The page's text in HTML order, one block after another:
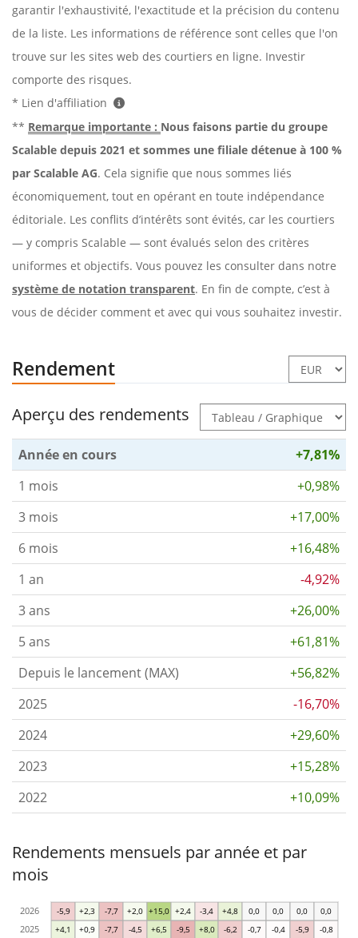
garantir l'exhaustivité, l'exactitude et la précision du contenu
de la liste. Les informations de référence sont celles que l'on
trouve sur les sites web des courtiers en ligne. Investir
comporte des risques.
* Lien d'affiliation
** Remarque importante : Nous faisons partie du groupe
Scalable depuis 2021 et sommes une filiale détenue à 100 %
par Scalable AG. Cela signifie que nous sommes liés
économiquement, tout en opérant en toute indépendance
éditoriale. Les conflits d’intérêts sont évités, car les courtiers
— y compris Scalable — sont évalués selon des critères
uniformes et objectifs. Vous pouvez les consulter dans notre
système de notation transparent. En fin de compte, c’est à
vous de décider comment et avec qui vous souhaitez investir.
Rendement
Aperçu des rendements
Année en cours
+7,81%
1 mois
+0,98%
3 mois
+17,00%
6 mois
+16,48%
1 an
-4,92%
3 ans
+26,00%
5 ans
+61,81%
Depuis le lancement (MAX)
+56,82%
2025
-16,70%
2024
+29,60%
2023
+15,28%
2022
+10,09%
Rendements mensuels par année et par
mois
+4,1 +0,9 -7,7 -4,5 +6,5 -9,5 +8,0 -6,2 -0,7 -0,4 -5,9 -0,8
-5,9 +2,3 -7,7 +2,0 +15,0 +2,4 -3,4 +4,8 0,0 0,0 0,0 0,0
2025
2026